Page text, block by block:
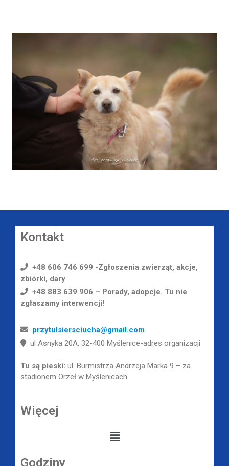
Kontakt
+48 606 746 699 -Zgłoszenia zwierząt, akcje,
zbiórki, dary
+48 883 639 906 – Porady, adopcje. Tu nie
zgłaszamy interwencji!
przytulsiersciucha@gmail.com
ul Asnyka 20A, 32-400 Myślenice-adres organizacji
Tu są pieski: ul. Burmistrza Andrzeja Marka 9 – za
stadionem Orzeł w Myślenicach
Więcej
Godziny